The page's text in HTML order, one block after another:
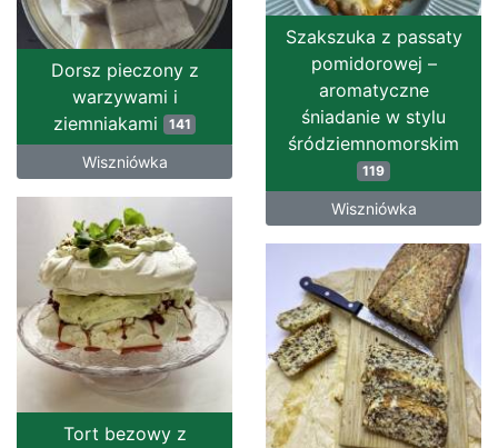
Szakszuka z passaty
pomidorowej –
aromatyczne
śniadanie w stylu
śródziemnomorskim
119
Wiszniówka
Dorsz pieczony z
warzywami i
ziemniakami
141
Wiszniówka
Tort bezowy z